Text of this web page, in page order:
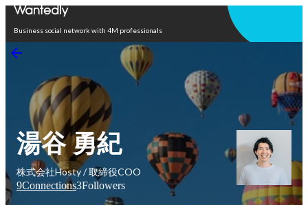
Business social network with 4M professionals
湯谷 勇紀
株式会社Hosty / 取締役COO
9Connections3Followers